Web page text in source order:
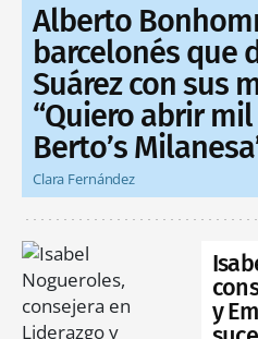
Alberto
barcelonés que
Suárez con sus
“Quiero abrir
Berto’s
Clara Fernández
y